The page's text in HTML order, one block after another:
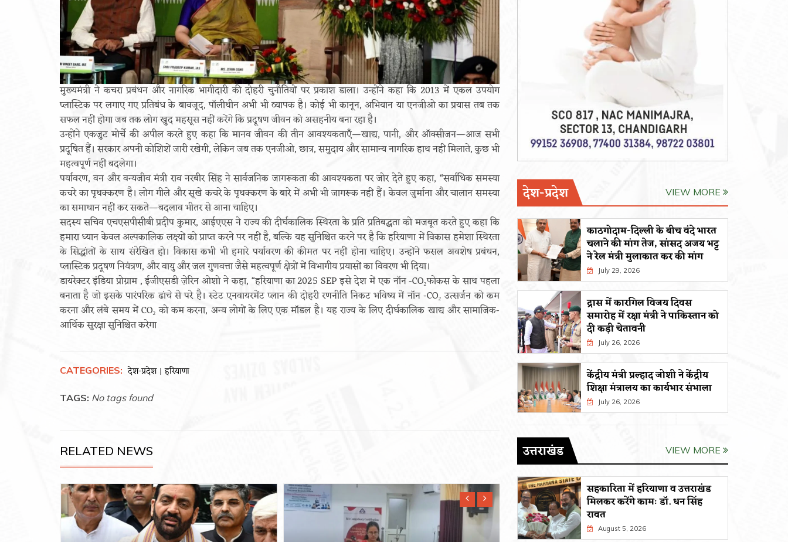
मुख्यमंत्री ने कचरा प्रबंधन और नागरिक भागीदारी की दोहरी चुनौतियों पर प्रकाश डाला। उन्होंने कहा कि 2013 में एकल उपयोग
प्लास्टिक पर लगाए गए प्रतिबंध के बावजूद, पॉलीथीन अभी भी व्यापक है। कोई भी कानून, अभियान या एनजीओ का प्रयास तब तक
सफल नहीं होगा जब तक लोग खुद महसूस नहीं करेंगे कि प्रदूषण जीवन को असहनीय बना रहा है।
उन्होंने एकजुट मोर्चे की अपील करते हुए कहा कि मानव जीवन की तीन आवश्यकताएँ—खाद्य, पानी, और ऑक्सीजन—आज सभी
प्रदूषित हैं। सरकार अपनी कोशिशें जारी रखेगी, लेकिन जब तक एनजीओ, छात्र, समुदाय और सामान्य नागरिक हाथ नहीं मिलाते, कुछ भी
महत्वपूर्ण नहीं बदलेगा।
पर्यावरण, वन और वन्यजीव मंत्री राव नरबीर सिंह ने सार्वजनिक जागरूकता की आवश्यकता पर जोर देते हुए कहा, “सर्वाधिक समस्या
कचरे का पृथक्करण है। लोग गीले और सूखे कचरे के पृथक्करण के बारे में अभी भी जागरूक नहीं हैं। केवल जुर्माना और चालान समस्या
का समाधान नहीं कर सकते—बदलाव भीतर से आना चाहिए।
सदस्य सचिव एचएसपीसीबी प्रदीप कुमार, आईएएस ने राज्य की दीर्घकालिक स्थिरता के प्रति प्रतिबद्धता को मजबूत करते हुए कहा कि
हमारा ध्यान केवल अल्पकालिक लक्ष्यों को प्राप्त करने पर नहीं है, बल्कि यह सुनिश्चित करने पर है कि हरियाणा में विकास हमेशा स्थिरता
के सिद्धांतों के साथ संरेखित हो। विकास कभी भी हमारे पर्यावरण की कीमत पर नहीं होना चाहिए। उन्होंने फसल अवशेष प्रबंधन,
प्लास्टिक प्रदूषण नियंत्रण, और वायु और जल गुणवत्ता जैसे महत्वपूर्ण क्षेत्रों में विभागीय प्रयासों का विवरण भी दिया।
डायरेक्टर इंडिया प्रोग्राम , ईजीएसडी ज़ेरिन ओशो ने कहा, “हरियाणा का 2025 SEP इसे देश में एक नॉन -CO₂फोकस के साथ पहला
बनाता है जो इसके पारंपरिक ढांचे से परे है। स्टेट एनवायरमेंट प्लान की दोहरी रणनीति निकट भविष्य में नॉन -CO₂ उत्सर्जन को कम
करना और लंबे समय में CO₂ को कम करना, अन्य लोगों के लिए एक मॉडल है। यह राज्य के लिए दीर्घकालिक खाद्य और सामाजिक-
आर्थिक सुरक्षा सुनिश्चित करेगा
CATEGORIES: देश-प्रदेश | हरियाणा
TAGS: No tags found
RELATED NEWS
देश-प्रदेश VIEW MORE
काठगोदाम-दिल्ली के बीच वंदे भारत
चलाने की मांग तेज, सांसद अजय भट्ट
ने रेल मंत्री मुलाकात कर की मांग
July 29, 2026
द्रास में कारगिल विजय दिवस
समारोह में रक्षा मंत्री ने पाकिस्तान को
दी कड़ी चेतावनी
July 26, 2026
केंद्रीय मंत्री प्रल्हाद जोशी ने केंद्रीय
शिक्षा मंत्रालय का कार्यभार संभाला
July 26, 2026
उत्तराखंड VIEW MORE
सहकारिता में हरियाणा व उत्तराखंड
मिलकर करेंगे कामः डाॅ. धन सिंह
रावत
August 5, 2026